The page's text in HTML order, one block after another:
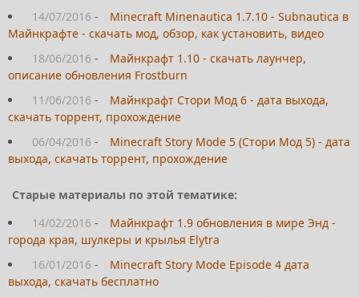
14/07/2016 -
Minecraft Minenautica 1.7.10 - Subnautica в
Майнкрафте - скачать мод, обзор, как установить, видео
18/06/2016 -
Майнкрафт 1.10 - скачать лаунчер,
описание обновления Frostburn
11/06/2016 -
Майнкрафт Стори Мод 6 - дата выхода,
скачать торрент, прохождение
06/04/2016 -
Minecraft Story Mode 5 (Стори Мод 5) - дата
выхода, скачать торрент, прохождение
Старые материалы по этой тематике:
14/02/2016 -
Майнкрафт 1.9 обновления в мире Энд -
города края, шулкеры и крылья Elytra
16/01/2016 -
Minecraft Story Mode Episode 4 дата
выхода, скачать бесплатно